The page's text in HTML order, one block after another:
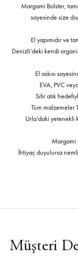
Margami Bolster,
sayesinde size
El yapımıdır ve
Denizli’deki kendi
El askısı
EVA, PVC
Sıfır atık
Tüm malzemeler
Urla’daki yetenekli
Margami
İhtiyaç duyulursa
Müşteri